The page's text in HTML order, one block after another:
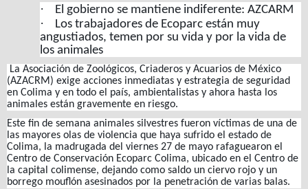
· El gobierno se mantiene indiferente: AZCARM
·
Los trabajadores de Ecoparc están muy
angustiados, temen por su vida y por la vida de
los animales
La Asociación de Zoológicos, Criaderos y Acuarios de México
(AZACRM) exige acciones inmediatas y estrategia de seguridad
en Colima y en todo el país, ambientalistas y ahora hasta los
animales están gravemente en riesgo.
Este fin de semana animales silvestres fueron víctimas de una de
las mayores olas de violencia que haya sufrido el estado de
Colima, la madrugada del viernes 27 de mayo rafaguearon el
Centro de Conservación Ecoparc Colima, ubicado en el Centro de
la capital colimense, dejando como saldo un ciervo rojo y un
borrego mouflón asesinados por la penetración de varias balas.